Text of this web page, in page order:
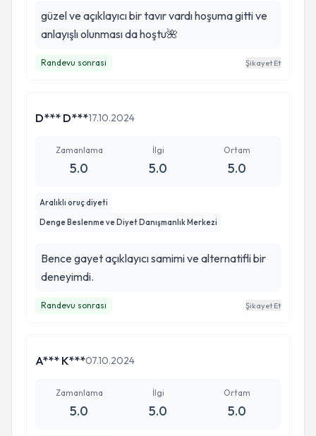
güzel ve açıklayıcı bir tavır vardı hoşuma gitti ve
anlayışlı olunması da hoştu🌺
Randevu sonrası Şikayet Et
D*** D***17.10.2024
Zamanlama
5.0
İlgi
5.0
Ortam
5.0
Aralıklı oruç diyeti
Denge Beslenme ve Diyet Danışmanlık Merkezi
Bence gayet açıklayıcı samimi ve alternatifli bir
deneyimdi.
Randevu sonrası Şikayet Et
A*** K***07.10.2024
Zamanlama
5.0
İlgi
5.0
Ortam
5.0